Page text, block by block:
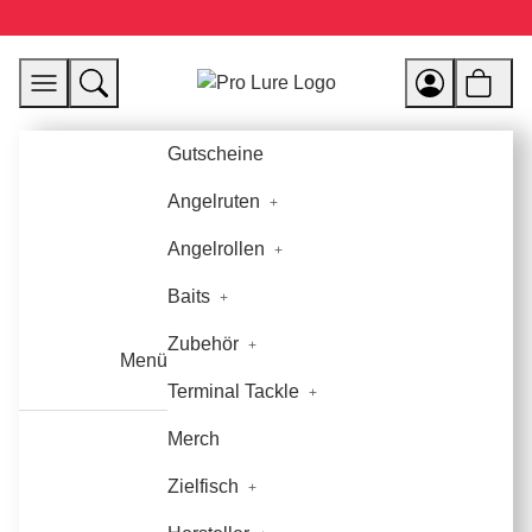
Menü
Gutscheine
Angelruten
Angelrollen
Baits
Zubehör
Terminal Tackle
Merch
Zielfisch